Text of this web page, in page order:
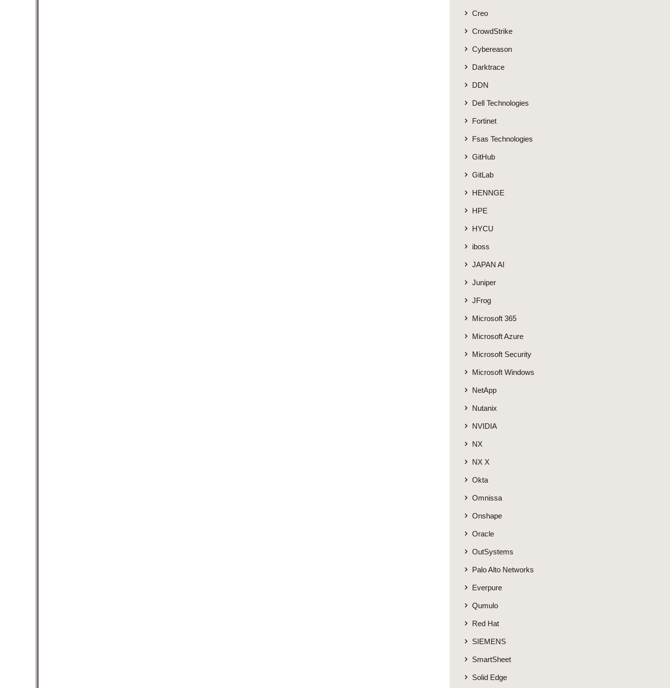
Creo
CrowdStrike
Cybereason
Darktrace
DDN
Dell Technologies
Fortinet
Fsas Technologies
GitHub
GitLab
HENNGE
HPE
HYCU
iboss
JAPAN AI
Juniper
JFrog
Microsoft 365
Microsoft Azure
Microsoft Security
Microsoft Windows
NetApp
Nutanix
NVIDIA
NX
NX X
Okta
Omnissa
Onshape
Oracle
OutSystems
Palo Alto Networks
Everpure
Qumulo
Red Hat
SIEMENS
SmartSheet
Solid Edge